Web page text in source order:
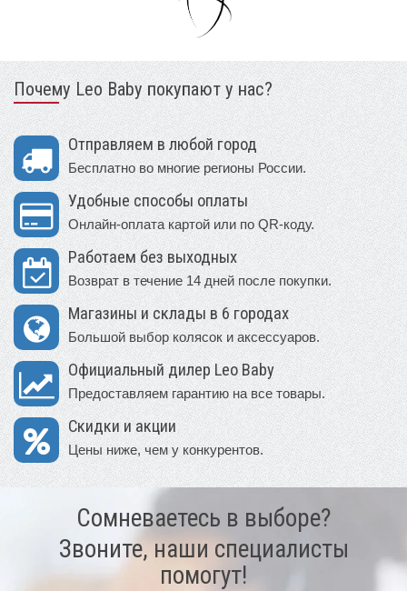
Почему Leo Baby покупают у нас?
Отправляем в любой город
Бесплатно во многие регионы России.
Удобные способы оплаты
Онлайн-оплата картой или по QR-коду.
Работаем без выходных
Возврат в течение 14 дней после покупки.
Магазины и склады в 6 городах
Большой выбор колясок и аксессуаров.
Официальный дилер Leo Baby
Предоставляем гарантию на все товары.
Скидки и акции
Цены ниже, чем у конкурентов.
Сомневаетесь в выборе?
Звоните, наши специалисты
помогут!